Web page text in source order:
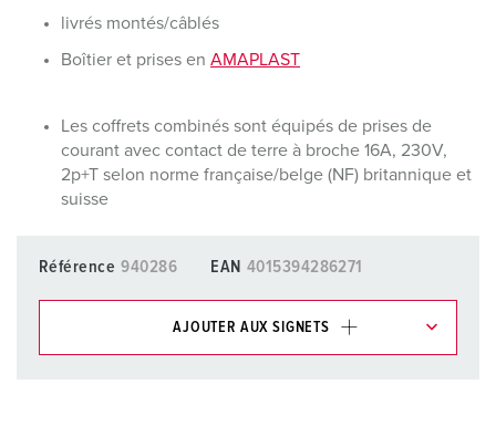
livrés montés/câblés
Boîtier et prises en AMAPLAST
Les coffrets combinés sont équipés de prises de
courant avec contact de terre à broche 16A, 230V,
2p+T selon norme française/belge (NF) britannique et
suisse
Référence 940286 EAN 4015394286271
AJOUTER AUX SIGNETS